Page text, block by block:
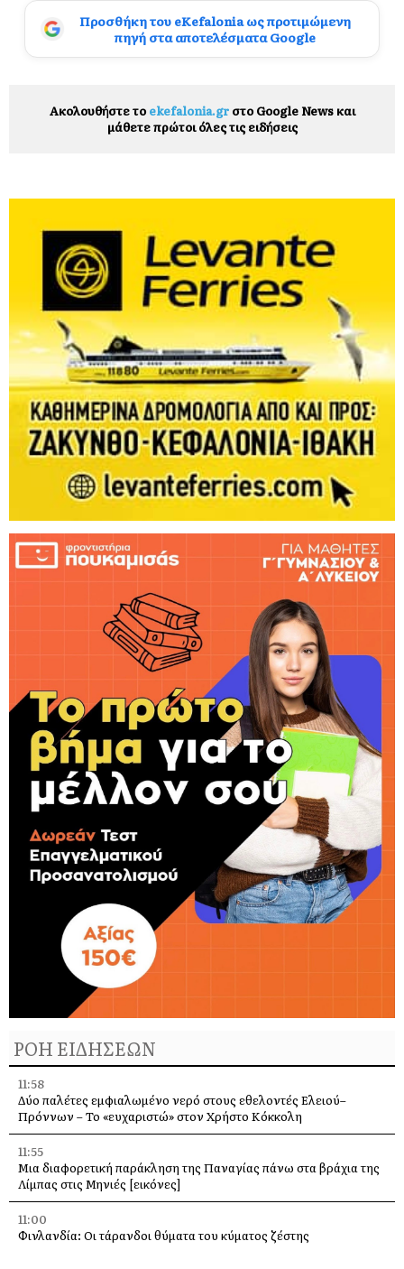
Προσθήκη του eKefalonia ως προτιμώμενη
πηγή στα αποτελέσματα Google
Ακολουθήστε το ekefalonia.grστο Google News και
μάθετε πρώτοι όλες τις ειδήσεις
ΡΟΗ ΕΙΔΗΣΕΩΝ
11:58
Δύο παλέτες εμφιαλωμένο νερό στους εθελοντές Ελειού–
Πρόννων – Το «ευχαριστώ» στον Χρήστο Κόκκολη
11:55
Μια διαφορετική παράκληση της Παναγίας πάνω στα βράχια της
Λίμπας στις Μηνιές [εικόνες]
11:00
Φινλανδία: Οι τάρανδοι θύματα του κύματος ζέστης